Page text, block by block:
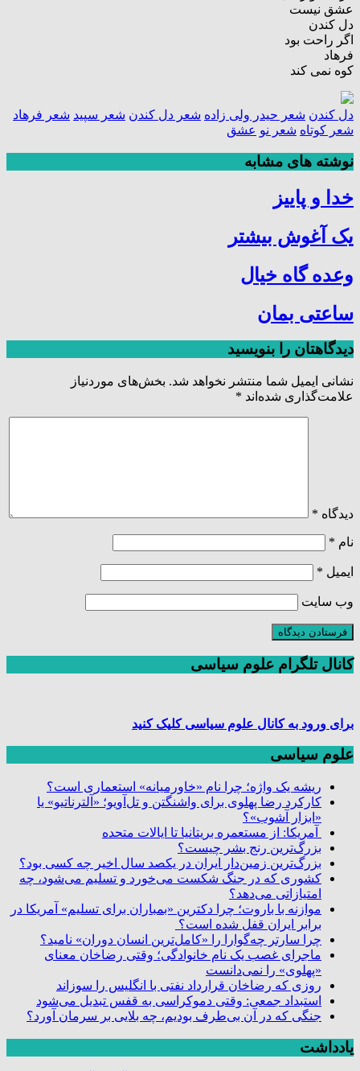
عشق نیست
دل کندن
اگر راحت بود
فرهاد
کوه نمی کند
دل کندن شعر حیدر ولی زاده شعر دل کندن شعر سپید شعر فرهاد
شعر کوتاه شعر نو عشق
نوشته های مشابه
خدا و پاییز
یک آغوش بیشتر
وعده گاه خیال
ساعتی بمان
دیدگاهتان را بنویسید
نشانی ایمیل شما منتشر نخواهد شد. بخش‌های موردنیاز
علامت‌گذاری شده‌اند *
دیدگاه *
نام *
ایمیل *
وب‌ سایت
کانال تلگرام علوم سیاسی
برای ورود به کانال علوم سیاسی کلیک کنید
علوم سیاسی
ریشه یک واژه؛ چرا نام «خاورمیانه» استعماری است؟
کارکرد رضا پهلوی برای واشنگتن و تل‌آویو؛ «آلترناتیو» یا
«ابزار آشوب»؟
آمریکا: از مستعمره بریتانیا تا ایالات متحده
بزرگ‌ترین رنج بشر چیست؟
بزرگ‌ترین زمین‌دار ایران در یکصد سال اخیر چه کسی بود؟
کشوری که در جنگ شکست می‌خورد و تسلیم می‌شود، چه
امتیازاتی می‌دهد؟
موازنه با باروت؛ چرا دکترین «بمباران برای تسلیم» آمریکا در
برابر ایران قفل شده است؟
چرا سارتر چه‌گوارا را «کامل‌ترین انسان دوران» نامید؟
ماجرای غصب یک نام خانوادگی؛ وقتی رضاخان معنای
«پهلوی» را نمی‌دانست
روزی که رضاخان قرارداد نفتی با انگلیس را سوزاند
استبداد جمعی: وقتی دموکراسی به قفس تبدیل می‌شود
جنگی که در آن بی‌طرف بودیم، چه بلایی بر سرمان آورد؟
یادداشت